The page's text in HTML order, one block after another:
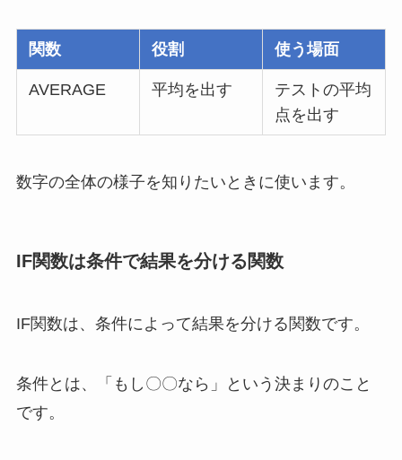
関数 役割 使う場面
AVERAGE 平均を出す
テストの平均
点を出す
数字の全体の様子を知りたいときに使います。
IF関数は条件で結果を分ける関数
IF関数は、条件によって結果を分ける関数です。
条件とは、「もし〇〇なら」という決まりのこと
です。